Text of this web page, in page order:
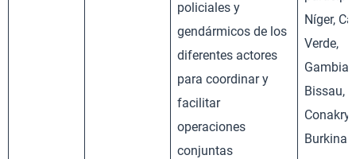
policiales y
gendármicos de los
diferentes actores
para coordinar y
facilitar
operaciones
conjuntas
Níger,
Verde,
Gambia,
Bissau,
Conakry
Burkina